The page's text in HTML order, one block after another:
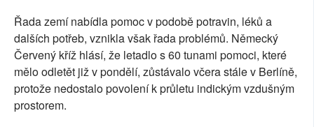
Řada zemí nabídla pomoc v podobě potravin, léků a
dalších potřeb, vznikla však řada problémů. Německý
Červený kříž hlásí, že letadlo s 60 tunami pomoci, které
mělo odletět již v pondělí, zůstávalo včera stále v Berlíně,
protože nedostalo povolení k průletu indickým vzdušným
prostorem.